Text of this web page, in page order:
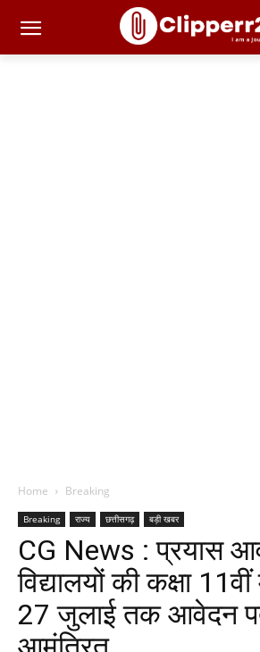
Home Breaking
Breaking राज्य छत्तीसगढ़ बड़ी खबर
CG News : प्रयास
विद्यालयों की कक्षा
27 जुलाई तक आवेदन